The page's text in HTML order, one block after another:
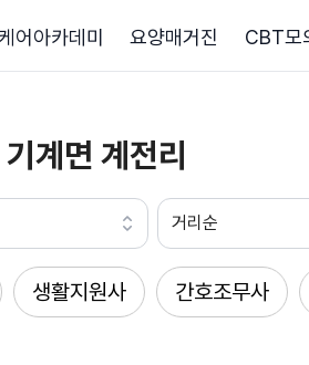
어아카데미 요양매거진 CBT모
계면 계전리
거리순
생활지원사 간호조무사